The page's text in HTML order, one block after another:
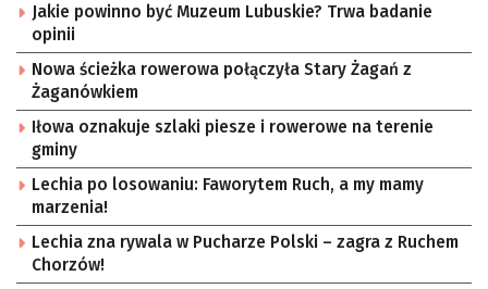
Kosmicznego oraz członek Komitetu Badań
Kosmicznych i Satelitarnych PAN.
Jakie powinno być Muzeum Lubuskie? Trwa badanie
opinii
Nowa ścieżka rowerowa połączyła Stary Żagań z
Żaganówkiem
Iłowa oznakuje szlaki piesze i rowerowe na terenie
gminy
Lechia po losowaniu: Faworytem Ruch, a my mamy
marzenia!
Lechia zna rywala w Pucharze Polski – zagra z Ruchem
Chorzów!